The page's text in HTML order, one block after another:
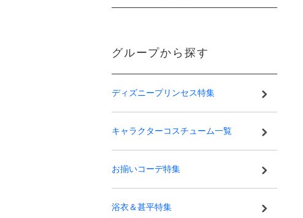
グループから探す
ディズニープリンセス特集
キャラクターコスチューム一覧
お揃いコーデ特集
浴衣＆甚平特集